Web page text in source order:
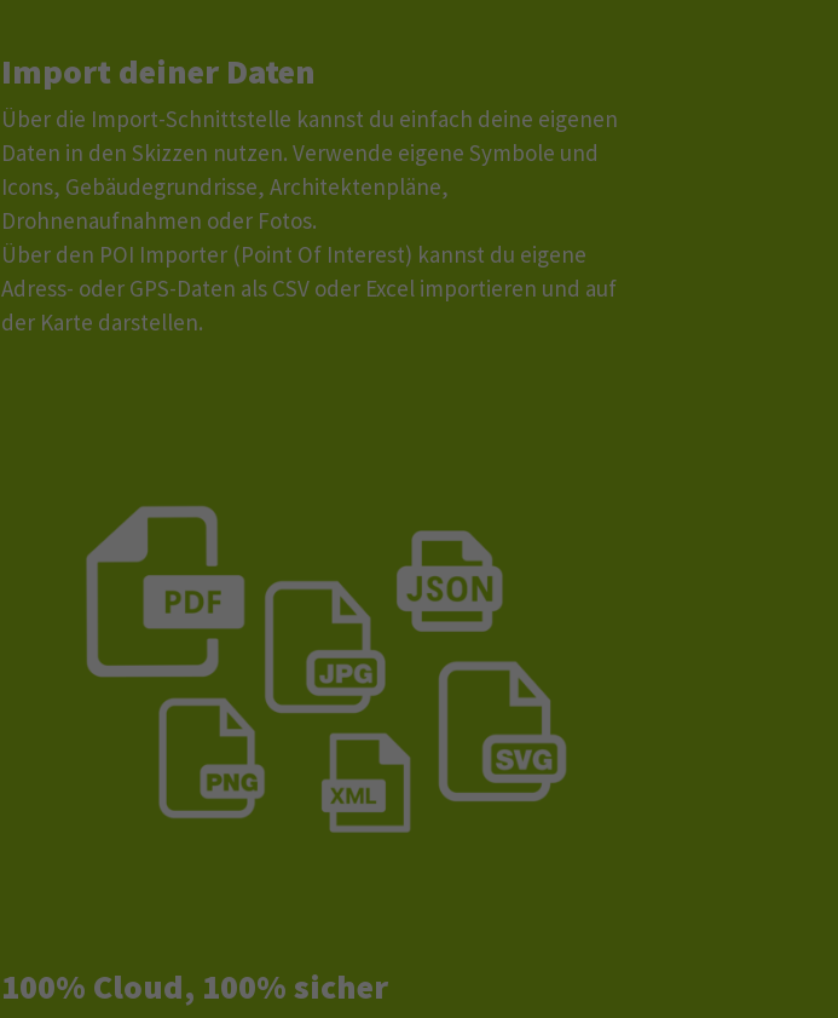
Import deiner Daten
Über die Import-Schnittstelle kannst du einfach deine eigenen
Daten in den Skizzen nutzen. Verwende eigene Symbole und
Icons, Gebäudegrundrisse, Architektenpläne,
Drohnenaufnahmen oder Fotos.
Über den POI Importer (Point Of Interest) kannst du eigene
Adress- oder GPS-Daten als CSV oder Excel importieren und auf
der Karte darstellen.
100% Cloud, 100% sicher